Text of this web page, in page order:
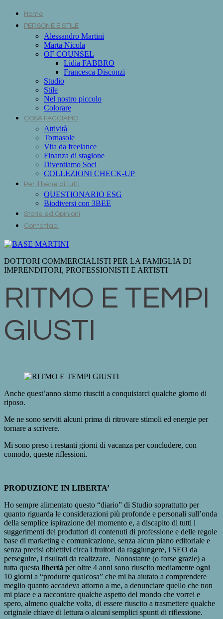
Home
PERSONE E STILE
Alessandro Martini
Marta Nicola
OF COUNSEL
Lidia FABBRO
Francesca Disconzi
Studio
Stile
Nel nostro piccolo
Colorare
COSA FACCIAMO
Attività
Tornasole
Vita da freelance
Finanza di stagione
Diventiamo Soci
COLLEZIONI CHECK-UP
Per il bene di tutti
QUESTIONARIO ESG
Biodiversi con 3BEE
Storie ed Opinioni
Contattaci
DOTTORI COMMERCIALISTI PER LA FAMIGLIA DI
IMPRENDITORI, PROFESSIONISTI E ARTISTI
RITMO E TEMPI
GIUSTI
Anche quest’anno siamo riusciti a conquistarci qualche giorno di
riposo.
Me ne sono serviti alcuni prima di ritrovare stimoli ed energie per
tornare a scrivere.
Mi sono preso i restanti giorni di vacanza per concludere, con
comodo, queste riflessioni.
PRODUZIONE IN LIBERTA’
Ho sempre alimentato questo “diario” di Studio soprattutto per
quanto riguarda le considerazioni più profonde e personali sull’onda
della semplice ispirazione del momento e, a discapito di tutti i
suggerimenti dei produttori di contenuti di professione e delle regole
base di marketing e comunicazione, senza alcun piano editoriale e
senza precisi obiettivi circa i fruitori da raggiungere, i SEO da
perseguire, i risultati da realizzare. Nonostante (o forse grazie) a
tutta questa libertà per oltre 4 anni sono riuscito mediamente ogni
10 giorni a “produrre qualcosa” che mi ha aiutato a comprendere
meglio quanto accadeva attorno a me, a denunciare quello che non
mi piace e a raccontare qualche aspetto del mondo che vorrei e
spero, almeno qualche volta, di essere riuscito a trasmettere qualche
originale chiave di lettura o alcuni semplici spunti di riflessione.